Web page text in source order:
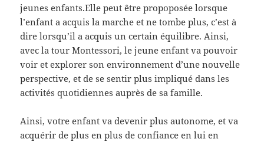
jeunes enfants.Elle peut être propoposée lorsque
l’enfant a acquis la marche et ne tombe plus, c’est à
dire lorsqu’il a acquis un certain équilibre. Ainsi,
avec la tour Montessori, le jeune enfant va pouvoir
voir et explorer son environnement d’une nouvelle
perspective, et de se sentir plus impliqué dans les
activités quotidiennes auprès de sa famille.
Ainsi, votre enfant va devenir plus autonome, et va
acquérir de plus en plus de confiance en lui en